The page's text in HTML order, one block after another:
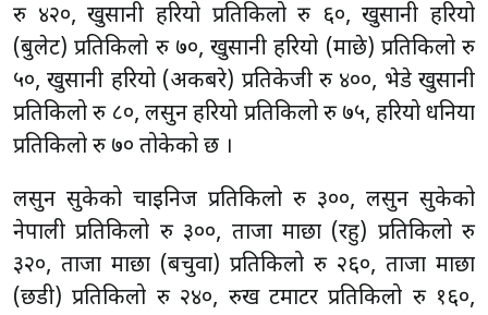
रु ४२०, खुर्सानी हरियो प्रतिकिलो रु ६०, खुर्सानी हरियो
(बुलेट) प्रतिकिलो रु ७०, खुर्सानी हरियो (माछे) प्रतिकिलो रु
५०, खुर्सानी हरियो (अकबरे) प्रतिकेजी रु ४००, भेडे खुर्सानी
प्रतिकिलो रु ८०, लसुन हरियो प्रतिकिलो रु ७५, हरियो धनिया
प्रतिकिलो रु ७० तोकेको छ ।
लसुन सुकेको चाइनिज प्रतिकिलो रु ३००, लसुन सुकेको
नेपाली प्रतिकिलो रु ३००, ताजा माछा (रहु) प्रतिकिलो रु
३२०, ताजा माछा (बचुवा) प्रतिकिलो रु २६०, ताजा माछा
(छडी) प्रतिकिलो रु २४०, रुख टमाटर प्रतिकिलो रु १६०,